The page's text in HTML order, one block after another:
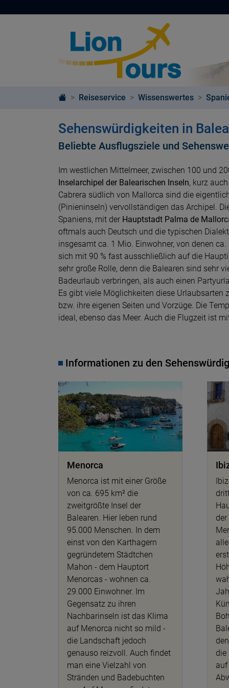
Reiseservice Wissenswertes
Sehenswürdigkeiten in
Beliebte Ausflugsziele und
Im westlichen Mittelmeer, zwischen 100 und
Inselarchipel der Balearischen Inseln, kurz
Cabrera südlich von Mallorca sind die
(Pinieninseln) vervollständigen das Archipel.
Spaniens, mit der Hauptstadt Palma de
oftmals auch Deutsch und die typischen
insgesamt ca. 1 Mio. Einwohner, von denen
sich mit 90 % fast ausschließlich auf die
sehr große Rolle, denn die Balearen sind sehr
Badeurlaub verbringen, als auch einen
Es gibt viele Möglichkeiten diese Urlaubsarten
bzw. ihre eigenen Seiten und Vorzüge. Die
ideal, ebenso das Meer. Auch die Flugzeit ist
Informationen zu den
© pixabay
Menorca
Menorca ist mit einer Größe
von ca. 695 km² die
zweitgrößte Insel der
Balearen. Hier leben rund
95.000 Menschen. In dem
einst von den Karthagern
gegründetem Städtchen
Mahon - dem Hauptort
Menorcas - wohnen ca.
29.000 Einwohner. Im
Gegensatz zu ihren
Nachbarinseln ist das Klima
auf Menorca nicht so mild -
die Landschaft jedoch
genauso reizvoll. Auch findet
man eine Vielzahl von
Stränden und Badebuchten
die
auf